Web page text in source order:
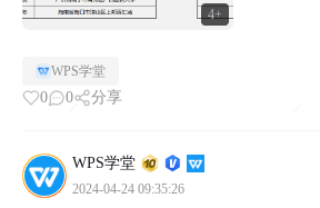
4+
WPS学堂
0 0 分享
WPS学堂
2024-04-24 09:35:26